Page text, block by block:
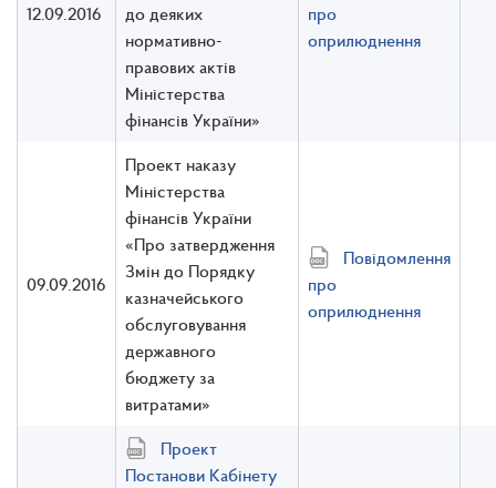
12.09.2016
до деяких
нормативно-
правових актів
Міністерства
фінансів України»
про
оприлюднення
09.09.2016
Проект наказу
Міністерства
фінансів України
«Про затвердження
Змін до Порядку
казначейського
обслуговування
державного
бюджету за
витратами»
Повідомлення
про
оприлюднення
Проект
Постанови Кабінету